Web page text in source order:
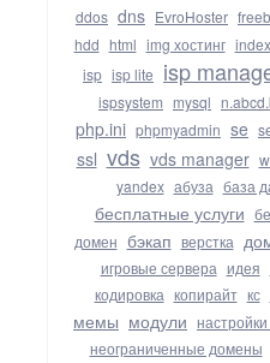
ddos dns EvroHoster
hdd html img хостинг index
isp isp lite isp
ispsystem mysql
php.ini phpmyadmin se
ssl vds vds manager
yandex абуза база
бесплатные услуги
домен бэкап верстка
игровые сервера идея
кодировка копирайт кс
мемы модули
неограниченные домены